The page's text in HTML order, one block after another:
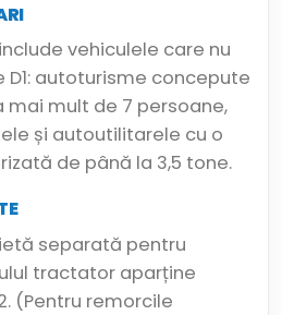
vehiculele care nu
autoturisme concepute
mult de 7 persoane,
și autoutilitarele cu o
de până la 3,5 tone.
separată pentru
tractator aparține
(Pentru remorcile